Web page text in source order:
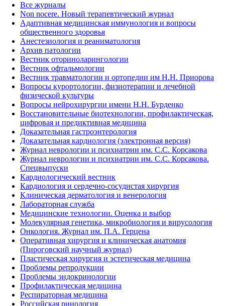
Все журналы
Non nocere. Новый терапевтический журнал
Адаптивная медицинская иммунология и вопросы
общественного здоровья
Анестезиология и реаниматология
Архив патологии
Вестник оториноларингологии
Вестник офтальмологии
Вестник травматологии и ортопедии им Н.Н. Приорова
Вопросы курортологии, физиотерапии и лечебной
физической культуры
Вопросы нейрохирургии имени Н.Н. Бурденко
Восстановительные биотехнологии, профилактическая,
цифровая и предиктивная медицина
Доказательная гастроэнтерология
Доказательная кардиология (электронная версия)
Журнал неврологии и психиатрии им. С.С. Корсакова
Журнал неврологии и психиатрии им. С.С. Корсакова.
Спецвыпуски
Кардиологический вестник
Кардиология и сердечно-сосудистая хирургия
Клиническая дерматология и венерология
Лабораторная служба
Медицинские технологии. Оценка и выбор
Молекулярная генетика, микробиология и вирусология
Онкология. Журнал им. П.А. Герцена
Оперативная хирургия и клиническая анатомия
(Пироговский научный журнал)
Пластическая хирургия и эстетическая медицина
Проблемы репродукции
Проблемы эндокринологии
Профилактическая медицина
Респираторная медицина
Российская ринология